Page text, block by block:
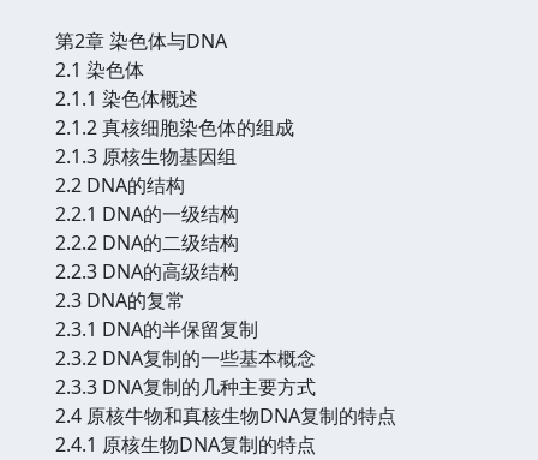
第2章 染色体与DNA
2.1 染色体
2.1.1 染色体概述
2.1.2 真核细胞染色体的组成
2.1.3 原核生物基因组
2.2 DNA的结构
2.2.1 DNA的一级结构
2.2.2 DNA的二级结构
2.2.3 DNA的高级结构
2.3 DNA的复常
2.3.1 DNA的半保留复制
2.3.2 DNA复制的一些基本概念
2.3.3 DNA复制的几种主要方式
2.4 原核牛物和真核生物DNA复制的特点
2.4.1 原核生物DNA复制的特点